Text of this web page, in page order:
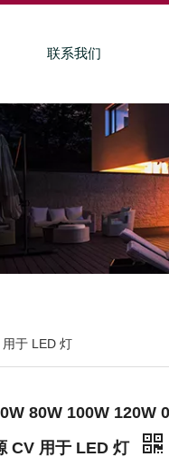
联系我们
于 LED 灯
80W 100W 120W
CV 用于 LED 灯